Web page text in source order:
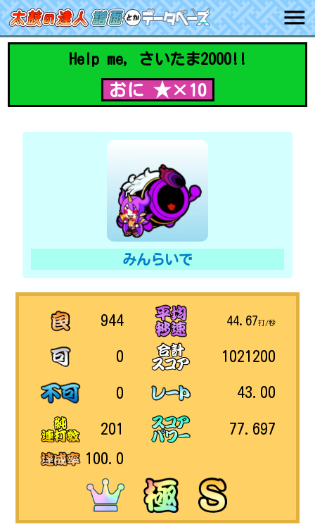
Help me, さいたま2000!!
おに ★×10
みんらいで
944
0
0
201
100.0
44.67打/秒
1021200
43.00
77.697